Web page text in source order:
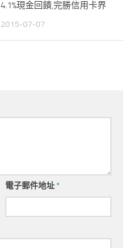
4.1%現金回饋,完勝信用卡界
2015-07-07
電子郵件地址*